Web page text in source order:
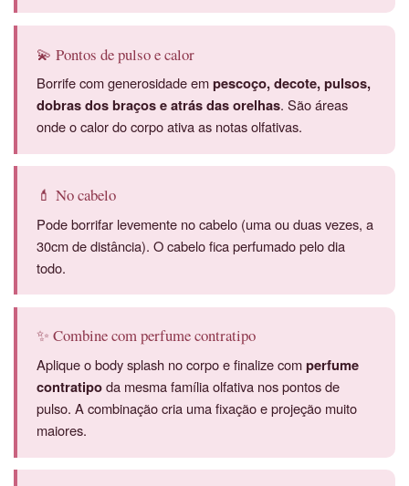
💫 Pontos de pulso e calor
Borrife com generosidade empescoço, decote, pulsos,
dobras dos braços e atrás das orelhas. São áreas
onde o calor do corpo ativa as notas olfativas.
💄 No cabelo
Pode borrifar levemente no cabelo (uma ou duas vezes, a
30cm de distância). O cabelo fica perfumado pelo dia
todo.
✨ Combine com perfume contratipo
Aplique o body splash no corpo e finalize comperfume
contratipoda mesma família olfativa nos pontos de
pulso. A combinação cria uma fixação e projeção muito
maiores.